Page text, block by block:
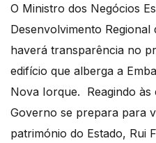
O Ministro dos Negócios
Desenvolvimento Regional
haverá transparência no
edifício que alberga a
Nova Iorque. Reagindo
Governo se prepara para
património do Estado, Rui